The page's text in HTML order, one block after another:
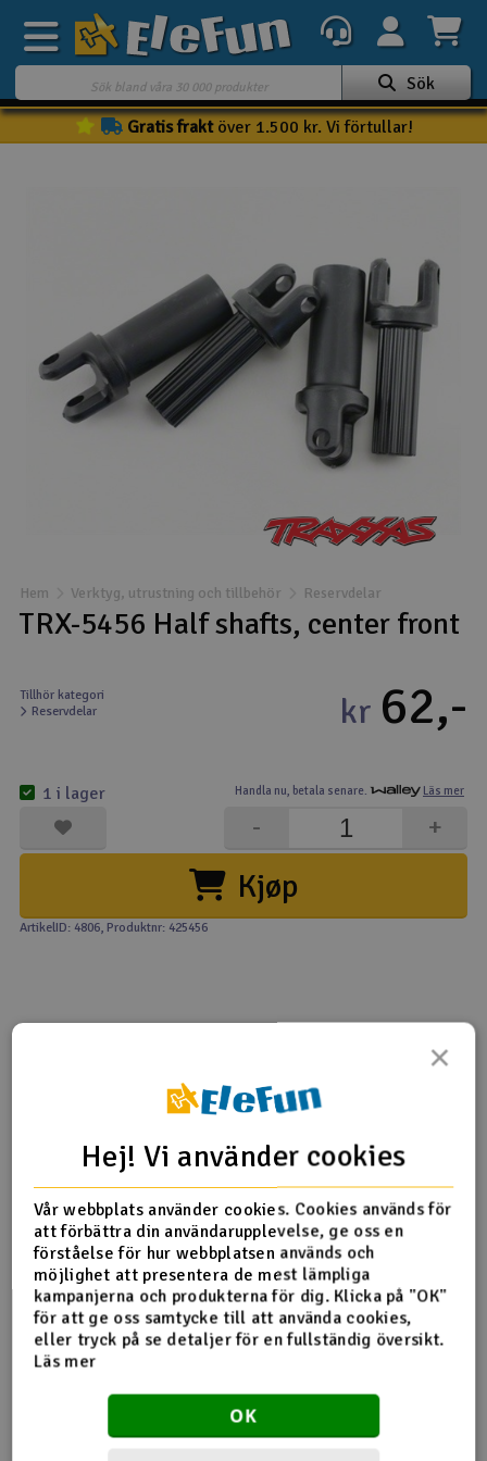
Veckans erbjudande
3D-print
Batteri & laddare
Bilar
Drönare
Drönare för FPV
Flygplan
Kamerautrustning
Modellbygg- och byggsatser
Modelljärnväg
Outlet
Scooter & elfordon
Smarthem, lek och hobby
Solenergi
Verktyg, utrustning och tillbehör
Presentkort
Sök
Gratis fraktöver 1.500 kr. Vi förtullar!
Hem Verktyg, utrustning och tillbehör Reservdelar
TRX-5456 Half shafts, center front
Tillhör kategori
Reservdelar
Handla nu, betala senare. Läs mer
kr 62,-
Kjøp
+
-
1 i lager
ArtikelID: 4806, Produktnr: 425456
Produktinformation
5456 Half shafts, center front (Revo 3.3) (internal splined
(1)/ external splined (1)/center rear (internal splined (1)/
external splined (1)) (plastic parts only)
Fler detaljer
Produkten är
Reservedeler Traxxas
×
Hej! Vi använder cookies
Vår webbplats använder cookies. Cookies används för
att förbättra din användarupplevelse, ge oss en
förståelse för hur webbplatsen används och
möjlighet att presentera de mest lämpliga
kampanjerna och produkterna för dig. Klicka på "OK"
för att ge oss samtycke till att använda cookies,
eller tryck på se detaljer för en fullständig översikt.
Läs mer
OK